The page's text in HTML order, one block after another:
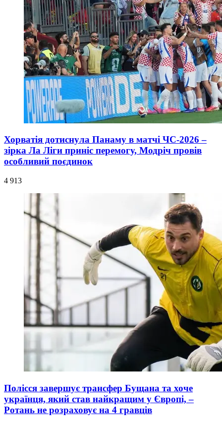
Хорватія дотиснула Панаму в матчі ЧС-2026 –
зірка Ла Ліги приніс перемогу, Модріч провів
особливий поєдинок
4 913
Полісся завершує трансфер Бущана та хоче
українця, який став найкращим у Європі, –
Ротань не розраховує на 4 гравців